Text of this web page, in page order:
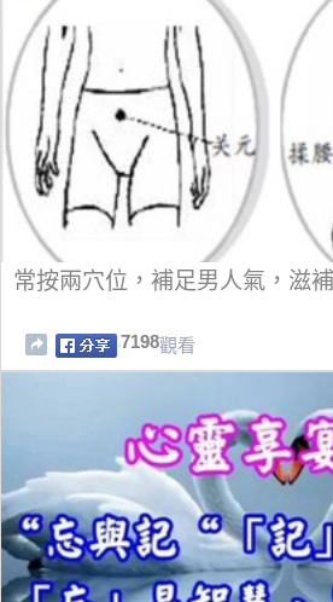
常按兩穴位，補足男人氣，滋
7198觀看